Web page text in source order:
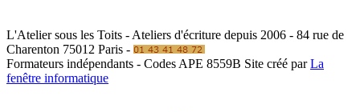
L'Atelier sous les Toits - Ateliers d'écriture depuis 2006 - 84 rue de
Charenton 75012 Paris -
Formateurs indépendants - Codes APE 8559B Site créé parLa
fenêtre informatique